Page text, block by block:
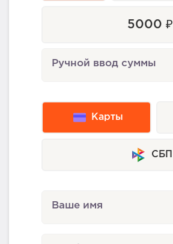
5000 ₽
Ручной ввод суммы
Карты
СБП
Ваше имя